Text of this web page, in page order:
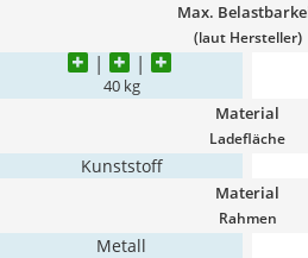
Max.
(laut Hersteller)
40 kg
Material
Ladefläche
Kunststoff
Material
Rahmen
Metall